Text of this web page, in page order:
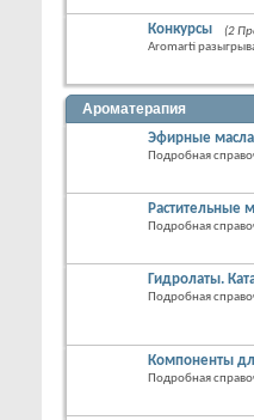
Конкурсы
(2
Aromarti
Ароматерапия
Эфирные масла.
Подробная
Растительные
Подробная
Гидролаты.
Подробная
Компоненты
Подробная